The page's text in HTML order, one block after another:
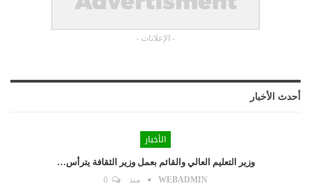
- الإعلانات -
أحدث الأخبار
الأخبار
وزير التعليم العالي والقائم بعمل وزير الثقافة يترأس…
WEBADMIN منذ